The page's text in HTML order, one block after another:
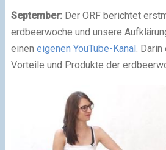
September:Der ORF berichtet
erdbeerwoche und unsere
einen eigenen YouTube-Kanal . Darin
Vorteile und Produkte der